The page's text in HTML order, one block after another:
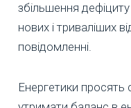
збільшення
нових і триваліших
повідомленні.
Енергетики